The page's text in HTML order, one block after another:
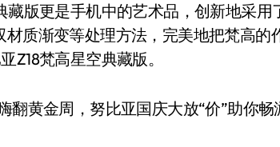
版更是手机中的艺术品，创新地采用
材质渐变等处理方法，完美地把梵高的
Z18梵高星空典藏版。